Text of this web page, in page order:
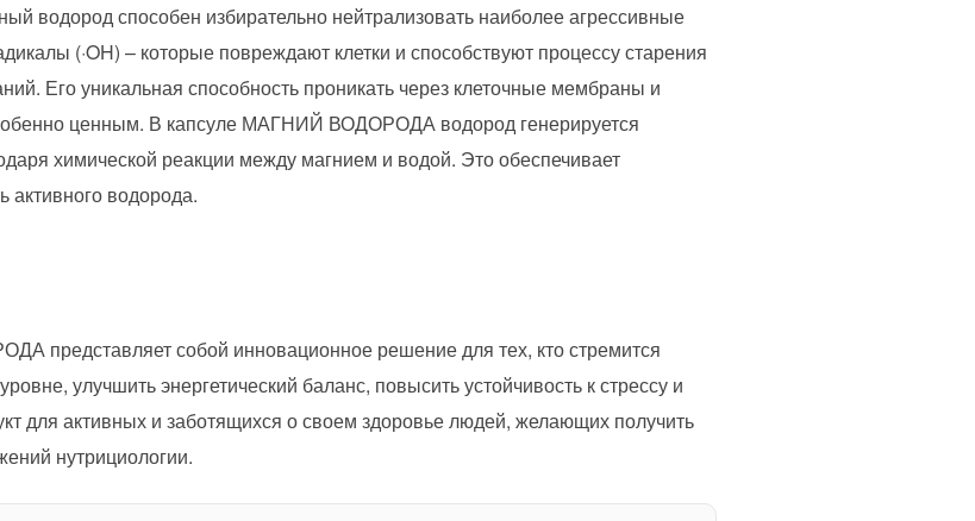
водород способен избирательно нейтрализовать наиболее агрессивные
(·OH) – которые повреждают клетки и способствуют процессу старения
Его уникальная способность проникать через клеточные мембраны и
ценным. В капсуле МАГНИЙ ВОДОРОДА водород генерируется
химической реакции между магнием и водой. Это обеспечивает
активного водорода.
представляет собой инновационное решение для тех, кто стремится
улучшить энергетический баланс, повысить устойчивость к стрессу и
для активных и заботящихся о своем здоровье людей, желающих получить
нутрициологии.